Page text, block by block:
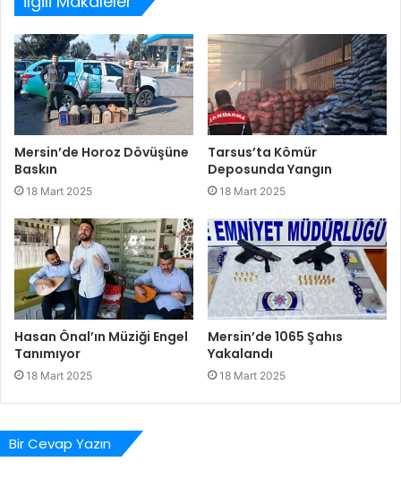
Mersin’de Horoz Dövüşüne
Baskın
18 Mart 2025
Tarsus’ta Kömür
Deposunda Yangın
18 Mart 2025
Hasan Önal’ın Müziği Engel
Tanımıyor
18 Mart 2025
Mersin’de 1065 Şahıs
Yakalandı
18 Mart 2025
Bir Cevap Yazın